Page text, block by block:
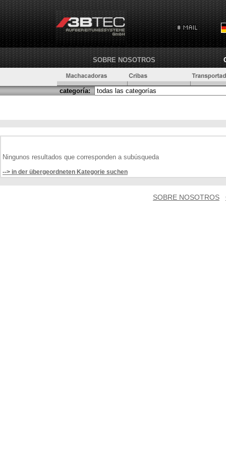
SOBRE NOSOTROS
categoría:
Ningunos resultados que corresponden a subúsqueda
--> in der übergeordneten Kategorie suchen
SOBRE NOSOTROS